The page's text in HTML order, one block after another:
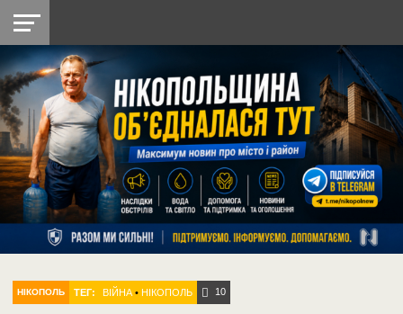
НІКОПОЛЬ
РАЙОН
СІЧЕСЛАВСЬКА
УКРАЇНА
РЕТРО
НІКОПОЛЬ
ЛАЙТ
УКРАЇНА
ДОПОМОГА
РАДІО
НІКОПОЛЬ ТЕГ: ВІЙНА •НІКОПОЛЬ 10